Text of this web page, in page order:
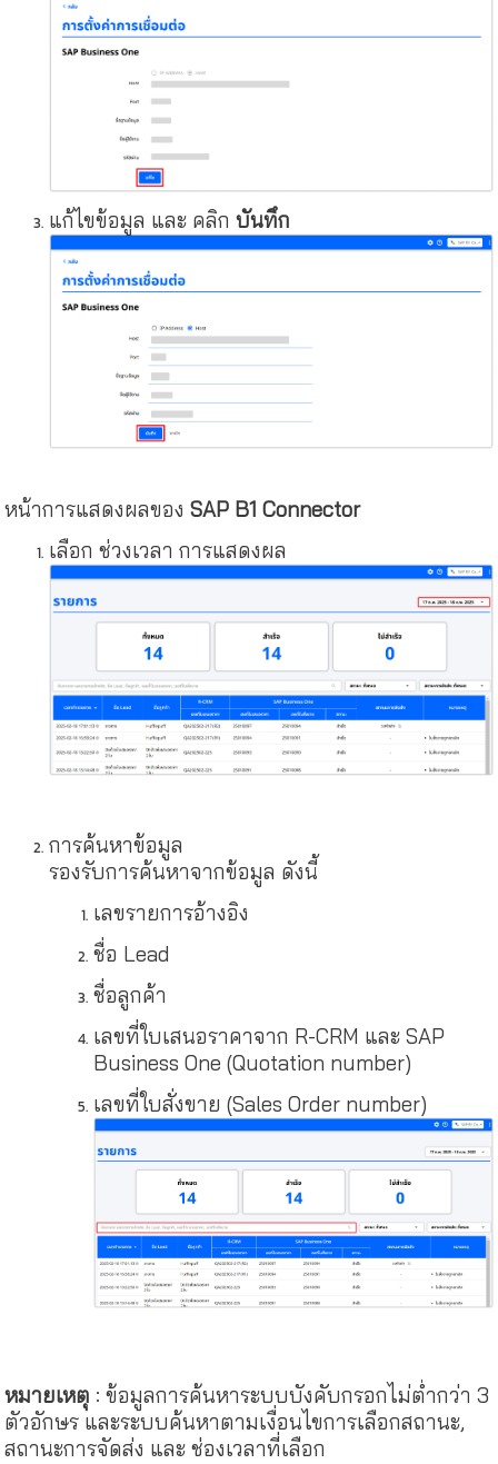
แก้ไขข้อมูล และ คลิกบันทึก
หน้าการแสดงผลของSAP B1 Connector
เลือก ช่วงเวลา การแสดงผล
การค้นหาข้อมูล
รองรับการค้นหาจากข้อมูล ดังนี้
เลขรายการอ้างอิง
ชื่อ Lead
ชื่อลูกค้า
เลขที่ใบเสนอราคาจาก R-CRM และ SAP
Business One (Quotation number)
เลขที่ใบสั่งขาย (Sales Order number)
หมายเหตุ : ข้อมูลการค้นหาระบบบังคับกรอกไม่ต่ำกว่า 3
ตัวอักษร และระบบค้นหาตามเงื่อนไขการเลือกสถานะ,
สถานะการจัดส่ง และ ช่องเวลาที่เลือก